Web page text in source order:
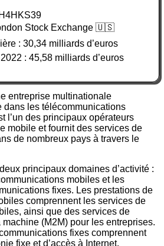
Stock Exchange 🇺🇸
: 30,34 milliards d’euros
: 45,58 milliards d’euros
entreprise multinationale
dans les télécommunications
l’un des principaux opérateurs
mobile et fournit des services de
de nombreux pays à travers le
principaux domaines d’activité :
mobiles et les
fixes. Les prestations de
comprennent les services de
ainsi que des services de
(M2M) pour les entreprises.
fixes comprennent
fixe et d’accès à Internet.